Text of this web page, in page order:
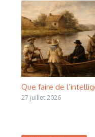
Que faire de
27 juillet 2026